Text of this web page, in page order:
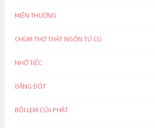
MIỀN THƯƠNG
CHÙM THƠ THẤT NGÔN TỨ CÚ
NHỚ TIẾC
ĐẮNG ĐÓT
BÔI LEM CỬA PHẬT